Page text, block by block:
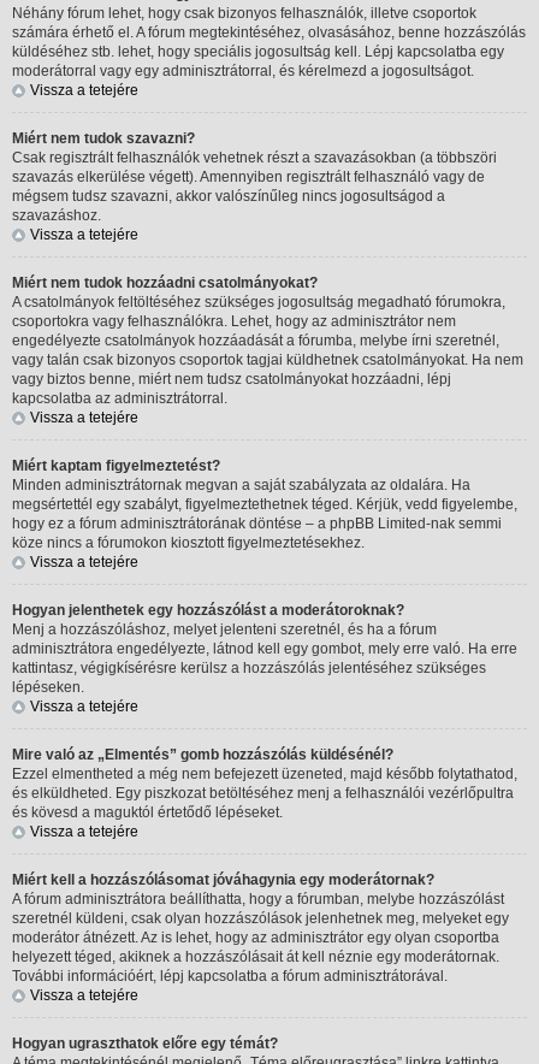
Néhány fórum lehet, hogy csak bizonyos felhasználók, illetve csoportok
számára érhető el. A fórum megtekintéséhez, olvasásához, benne hozzászólás
küldéséhez stb. lehet, hogy speciális jogosultság kell. Lépj kapcsolatba egy
moderátorral vagy egy adminisztrátorral, és kérelmezd a jogosultságot.
Vissza a tetejére
Miért nem tudok szavazni?
Csak regisztrált felhasználók vehetnek részt a szavazásokban (a többszöri
szavazás elkerülése végett). Amennyiben regisztrált felhasználó vagy de
mégsem tudsz szavazni, akkor valószínűleg nincs jogosultságod a
szavazáshoz.
Vissza a tetejére
Miért nem tudok hozzáadni csatolmányokat?
A csatolmányok feltöltéséhez szükséges jogosultság megadható fórumokra,
csoportokra vagy felhasználókra. Lehet, hogy az adminisztrátor nem
engedélyezte csatolmányok hozzáadását a fórumba, melybe írni szeretnél,
vagy talán csak bizonyos csoportok tagjai küldhetnek csatolmányokat. Ha nem
vagy biztos benne, miért nem tudsz csatolmányokat hozzáadni, lépj
kapcsolatba az adminisztrátorral.
Vissza a tetejére
Miért kaptam figyelmeztetést?
Minden adminisztrátornak megvan a saját szabályzata az oldalára. Ha
megsértettél egy szabályt, figyelmeztethetnek téged. Kérjük, vedd figyelembe,
hogy ez a fórum adminisztrátorának döntése – a phpBB Limited-nak semmi
köze nincs a fórumokon kiosztott figyelmeztetésekhez.
Vissza a tetejére
Hogyan jelenthetek egy hozzászólást a moderátoroknak?
Menj a hozzászóláshoz, melyet jelenteni szeretnél, és ha a fórum
adminisztrátora engedélyezte, látnod kell egy gombot, mely erre való. Ha erre
kattintasz, végigkísérésre kerülsz a hozzászólás jelentéséhez szükséges
lépéseken.
Vissza a tetejére
Mire való az „Elmentés” gomb hozzászólás küldésénél?
Ezzel elmentheted a még nem befejezett üzeneted, majd később folytathatod,
és elküldheted. Egy piszkozat betöltéséhez menj a felhasználói vezérlőpultra
és kövesd a maguktól értetődő lépéseket.
Vissza a tetejére
Miért kell a hozzászólásomat jóváhagynia egy moderátornak?
A fórum adminisztrátora beállíthatta, hogy a fórumban, melybe hozzászólást
szeretnél küldeni, csak olyan hozzászólások jelenhetnek meg, melyeket egy
moderátor átnézett. Az is lehet, hogy az adminisztrátor egy olyan csoportba
helyezett téged, akiknek a hozzászólásait át kell néznie egy moderátornak.
További információért, lépj kapcsolatba a fórum adminisztrátorával.
Vissza a tetejére
Hogyan ugraszthatok előre egy témát?